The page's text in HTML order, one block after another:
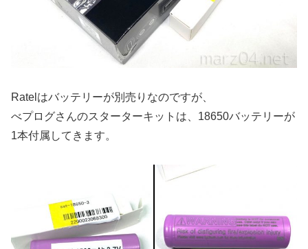
Ratelはバッテリーが別売りなのですが、
べプログさんのスターターキットは、18650バッテリーが
1本付属してきます。